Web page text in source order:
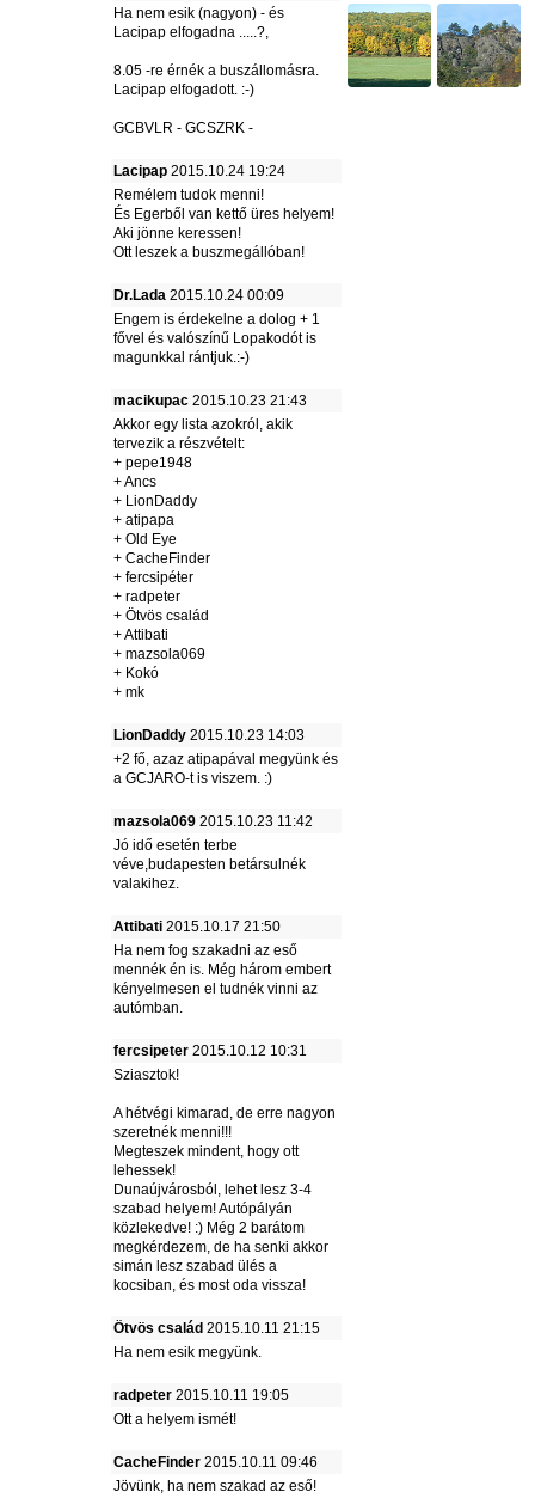
Ha nem esik (nagyon) - és
Lacipap elfogadna .....?,
8.05 -re érnék a buszállomásra.
Lacipap elfogadott. :-)
GCBVLR - GCSZRK -
Lacipap 2015.10.24 19:24
Remélem tudok menni!
És Egerből van kettő üres helyem!
Aki jönne keressen!
Ott leszek a buszmegállóban!
Dr.Lada 2015.10.24 00:09
Engem is érdekelne a dolog + 1
fővel és valószínű Lopakodót is
magunkkal rántjuk.:-)
macikupac 2015.10.23 21:43
Akkor egy lista azokról, akik
tervezik a részvételt:
+ pepe1948
+ Ancs
+ LionDaddy
+ atipapa
+ Old Eye
+ CacheFinder
+ fercsipéter
+ radpeter
+ Ötvös család
+ Attibati
+ mazsola069
+ Kokó
+ mk
LionDaddy 2015.10.23 14:03
+2 fő, azaz atipapával megyünk és
a GCJARO-t is viszem. :)
mazsola069 2015.10.23 11:42
Jó idő esetén terbe
véve,budapesten betársulnék
valakihez.
Attibati 2015.10.17 21:50
Ha nem fog szakadni az eső
mennék én is. Még három embert
kényelmesen el tudnék vinni az
autómban.
fercsipeter 2015.10.12 10:31
Sziasztok!
A hétvégi kimarad, de erre nagyon
szeretnék menni!!!
Megteszek mindent, hogy ott
lehessek!
Dunaújvárosból, lehet lesz 3-4
szabad helyem! Autópályán
közlekedve! :) Még 2 barátom
megkérdezem, de ha senki akkor
simán lesz szabad ülés a
kocsiban, és most oda vissza!
Ötvös család 2015.10.11 21:15
Ha nem esik megyünk.
radpeter 2015.10.11 19:05
Ott a helyem ismét!
CacheFinder 2015.10.11 09:46
Jövünk, ha nem szakad az eső!